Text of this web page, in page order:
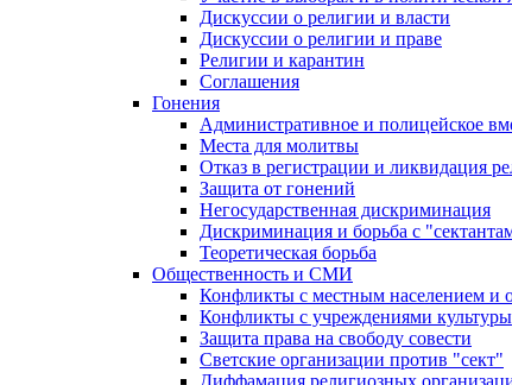
Дискуссии о религии и власти
Дискуссии о религии и праве
Религии и карантин
Соглашения
Гонения
Административное и полицейское
Места для молитвы
Отказ в регистрации и ликвидация
Защита от гонений
Негосударственная дискриминация
Дискриминация и борьба с
Теоретическая борьба
Общественность и СМИ
Конфликты с местным населением и
Конфликты с учреждениями культуры
Защита права на свободу совести
Светские организации против "сект"